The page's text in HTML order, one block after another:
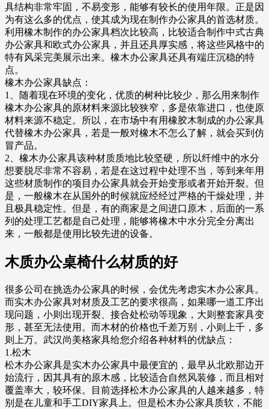
具结构非常牢固，不易变形，能够有较长的使用年限。正是因
为有这么多的优点，使其成为现在制作办公家具的首选材质。
利用橡木制作的办公家具档次比较高，比较适合制作中式古典
办公家具和欧式办公家具，并且还具厚实感，将这些风格中的
特有风采完美展示出来。橡木办公家具还具有端庄沉稳的特
点。
橡木办公家具缺点：
1、随着现在环境的变化，优质的树种比较少，那么用来制作
橡木办公家具的原材料来源比较狭窄，多是依靠进口，也使原
材料来源不稳定。所以，在市场中有用橡胶木制成的办公家具
代替橡木办公家具，若是一般对橡木不怎么了解，就会买到仿
冒产品。
2、橡木办公家具该种材质质地比较坚硬，所以纤维中的水分
想要脱尽非常不容易，若是在这过程中处理不当，等到来年用
这些材质制作的项目办公家具就会开始变形或者开始开裂。但
是，一般橡木在从国外的时候就应经经过严格的干燥处理，并
且极具稳定性。但是，有的商家是之间进口原木，后面的一系
列的处理工艺都是自己处理，能够将橡木中水分完全分离出
来，一般都是使用比较先进的设备。
木质办公桌椅什么材质的好
很多公司在挑选办公家具的时候，会优先考虑实木办公家具。
而实木办公家具对材质及工艺的要求很高，如果哪一道工序出
现问题，小则出现开裂、接合处松动等现象，大则整套家具变
形，甚至无法使用。而木材的价格也千差万别，小则上千，多
则上万。武汉尚美格家具给您介绍各种材料的优缺点：
1.松木
松木办公家具是实木办公家具中最便宜的，最早从北欧那边开
始流行，因其具有的原木感，比较适合自然风装修，而且相对
覆盖率大，较环保。目前选择松木办公家具的人越来越多，特
别是在儿童和手工DIY家具上。但是松木办公家具质软，不能